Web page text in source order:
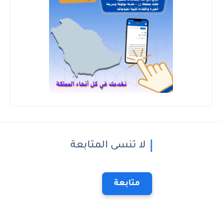
لا تنسى المتابعة
متابعة